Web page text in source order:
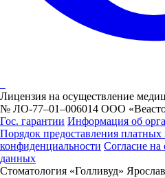
Лицензия на осуществление
№ ЛО-77–01–006014 ООО
Гос. гарантии Информация об
Порядок предоставления платных
конфиденциальности Согласие на
данных
Стоматология «Голливуд»